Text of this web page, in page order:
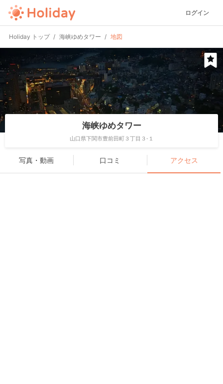
ログイン
Holiday トップ 海峡ゆめタワー 地図
海峡ゆめタワー
山口県下関市豊前田町３丁目３-１
写真・動画 口コミ アクセス